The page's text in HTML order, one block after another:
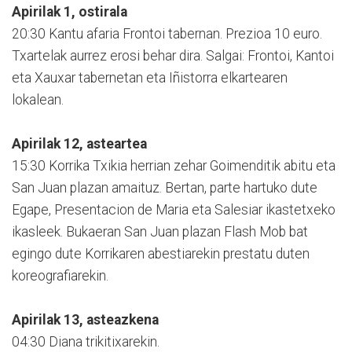
Apirilak 1, ostirala
20:30 Kantu afaria Frontoi tabernan. Prezioa 10 euro.
Txartelak aurrez erosi behar dira. Salgai: Frontoi, Kantoi
eta Xauxar tabernetan eta Iñistorra elkartearen
lokalean.
Apirilak 12, asteartea
15:30 Korrika Txikia herrian zehar Goimenditik abitu eta
San Juan plazan amaituz. Bertan, parte hartuko dute
Egape, Presentacion de Maria eta Salesiar ikastetxeko
ikasleek. Bukaeran San Juan plazan Flash Mob bat
egingo dute Korrikaren abestiarekin prestatu duten
koreografiarekin.
Apirilak 13, asteazkena
04:30 Diana trikitixarekin.